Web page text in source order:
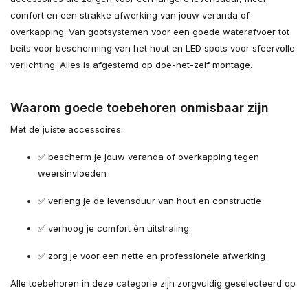
comfort en een strakke afwerking van jouw veranda of
overkapping. Van gootsystemen voor een goede waterafvoer tot
beits voor bescherming van het hout en LED spots voor sfeervolle
verlichting. Alles is afgestemd op doe-het-zelf montage.
Waarom goede toebehoren onmisbaar zijn
Met de juiste accessoires:
✅ bescherm je jouw veranda of overkapping tegen
weersinvloeden
✅ verleng je de levensduur van hout en constructie
✅ verhoog je comfort én uitstraling
✅ zorg je voor een nette en professionele afwerking
Alle toebehoren in deze categorie zijn zorgvuldig geselecteerd op